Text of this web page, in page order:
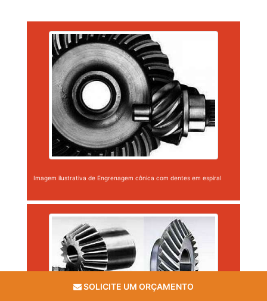
Imagem ilustrativa de Engrenagem cônica com dentes em espiral
SOLICITE UM ORÇAMENTO